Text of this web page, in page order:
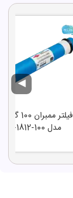
فیلتر
مدل TW30-1812-100
◀